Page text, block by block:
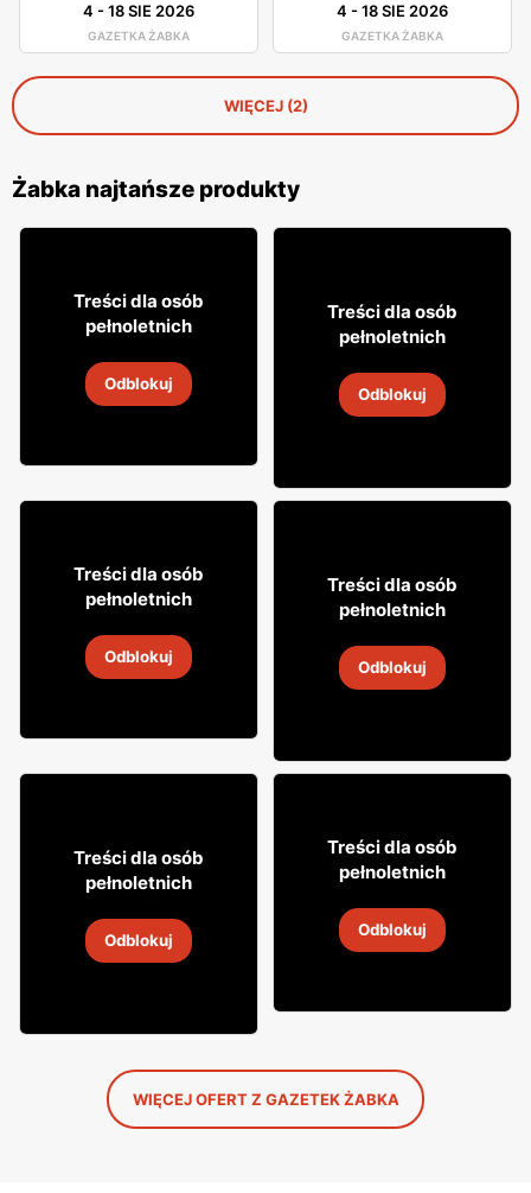
4 -18 SIE 2026
GAZETKA ŻABKA
4 -18 SIE 2026
GAZETKA ŻABKA
WIĘCEJ (2)
Żabka najtańsze produkty
1699
18 sie 2026
Treści dla osób
pełnoletnich
Odblokuj
49
Napój alkoholowy Soplica
18 sie 2026
Treści dla osób
pełnoletnich
Odblokuj
7 99
18 sie 2026
Treści dla osób
pełnoletnich
Odblokuj
3199
Napój alkoholowy Soplica
18 sie 2026
Treści dla osób
pełnoletnich
Odblokuj
2999
Wódka Żołądkowa Gorzka
18 sie 2026
Treści dla osób
pełnoletnich
Odblokuj
49 99
18 sie 2026
Treści dla osób
pełnoletnich
Odblokuj
WIĘCEJ OFERT Z GAZETEK ŻABKA